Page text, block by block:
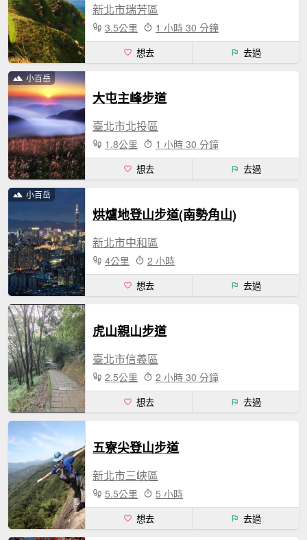
新北市瑞芳區
3.5公里 1 小時 30 分鐘
想去 去過
小百岳
大屯主峰步道
臺北市北投區
1.8公里 1 小時 30 分鐘
想去 去過
小百岳
烘爐地登山步道(南勢角山)
新北市中和區
4公里 2 小時
想去 去過
虎山親山步道
臺北市信義區
2.5公里 2 小時 30 分鐘
想去 去過
五寮尖登山步道
新北市三峽區
5.5公里 5 小時
想去 去過